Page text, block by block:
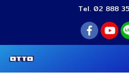
Tel. 02 888